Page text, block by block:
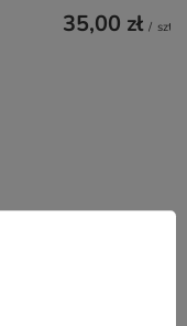
35,00 zł / szt.